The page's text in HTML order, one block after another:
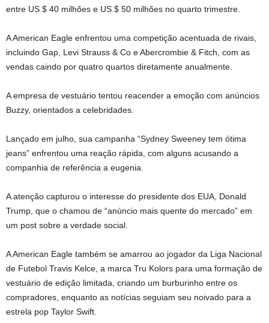
entre US $ 40 milhões e US $ 50 milhões no quarto trimestre.
A American Eagle enfrentou uma competição acentuada de rivais,
incluindo Gap, Levi Strauss & Co e Abercrombie & Fitch, com as
vendas caindo por quatro quartos diretamente anualmente.
A empresa de vestuário tentou reacender a emoção com anúncios
Buzzy, orientados a celebridades.
Lançado em julho, sua campanha “Sydney Sweeney tem ótima
jeans” enfrentou uma reação rápida, com alguns acusando a
companhia de referência a eugenia.
A atenção capturou o interesse do presidente dos EUA, Donald
Trump, que o chamou de “anúncio mais quente do mercado” em
um post sobre a verdade social.
A American Eagle também se amarrou ao jogador da Liga Nacional
de Futebol Travis Kelce, a marca Tru Kolors para uma formação de
vestuário de edição limitada, criando um burburinho entre os
compradores, enquanto as notícias seguiam seu noivado para a
estrela pop Taylor Swift.